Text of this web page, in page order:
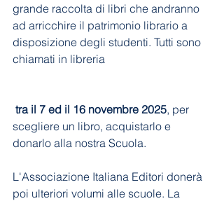
grande raccolta di libri che andranno
ad arricchire il patrimonio librario a
disposizione degli studenti. Tutti sono
chiamati in libreria
tra il 7 ed il 16 novembre 2025, per
scegliere un libro, acquistarlo e
donarlo alla nostra Scuola.
L'Associazione Italiana Editori donerà
poi ulteriori volumi alle scuole. La